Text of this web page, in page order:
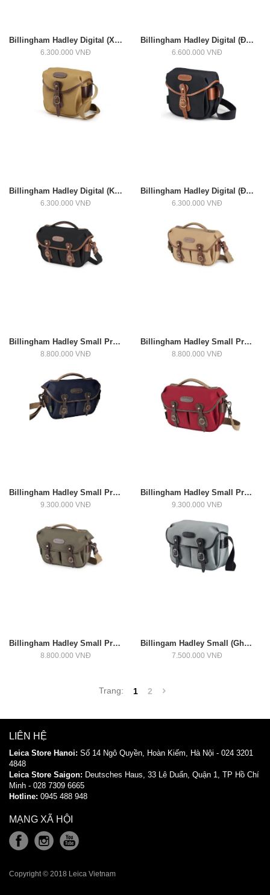
Billingham Hadley Digital (Xanh/Chocolate)
6.300.000 VNĐ
Billingham Hadley Digital (Đỏ/Chocolate)
6.600.000 VNĐ
Billingham Hadley Digital (Khaki/Nâu)
6.300.000 VNĐ
Billingham Hadley Digital (Đen/Chocolate)
6.300.000 VNĐ
Billingham Hadley Small Pro, Cỡ Vừa (Đen/Nâu)
8.800.000 VNĐ
Billingham Hadley Small Pro, Cỡ Vừa (Vàng/nâu)
8.800.000 VNĐ
Billingham Hadley Small Pro, Cỡ Vừa (navy/Chocolate)
9.300.000 VNĐ
Billingham Hadley Small Pro, Cỡ Vừa (Đỏ/Chocolate)
9.300.000 VNĐ
Billingham Hadley Small Pro, Cỡ Vừa (Xanh/Nâu)
8.800.000 VNĐ
Billingam Hadley Small (Ghi/Đen)
7.500.000 VNĐ
Trang: 1 2
LIÊN HỆ
Leica Store Hanoi: Số 14 Ngô Quyền, Hoàn Kiếm, Hà Nội - 024 3201
4848
Leica Store Saigon: Deutsches Haus, 33 Lê Duẩn, Quận 1, TP Hồ Chí
Minh - 028 7309 6665
Hotline: 0945 488 948
MẠNG XÃ HỘI
Copyright © 2018 Leica Vietnam